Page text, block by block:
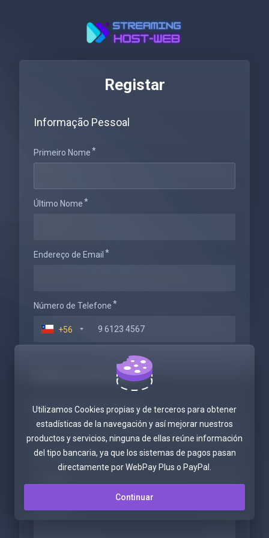
Registar
Informação Pessoal
Primeiro Nome
Último Nome
Endereço de Email
Número de Telefone
+56
Endereço de Faturação
Nome da Empresa (Opcional)
Tax ID (Opcional)
Endereço 1
Utilizamos Cookies propias y de terceros para obtener
estadísticas de la navegación y así mejorar nuestros
productos y servicios, ninguna de ellas reúne información
del tipo bancaria, ya que los sistemas de pagos pasan
directamente por WebPay Plus o PayPal.
Continuar